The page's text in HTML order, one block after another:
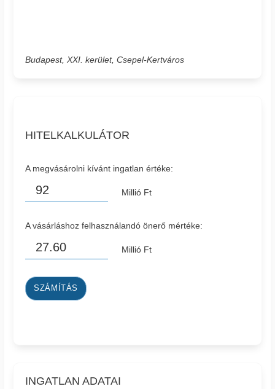
Budapest, XXI. kerület, Csepel-Kertváros
HITELKALKULÁTOR
A megvásárolni kívánt ingatlan értéke:
Millió Ft
A vásárláshoz felhasználandó önerő mértéke:
Millió Ft
SZÁMÍTÁS
INGATLAN ADATAI